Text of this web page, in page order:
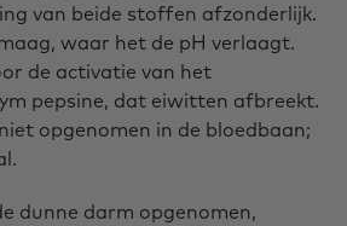
van beide stoffen afzonderlijk.
waar het de pH verlaagt.
de activatie van het
pepsine, dat eiwitten afbreekt.
opgenomen in de bloedbaan;
dunne darm opgenomen,